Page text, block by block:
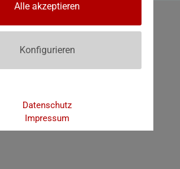
Alle akzeptieren
Konfigurieren
Datenschutz
Impressum